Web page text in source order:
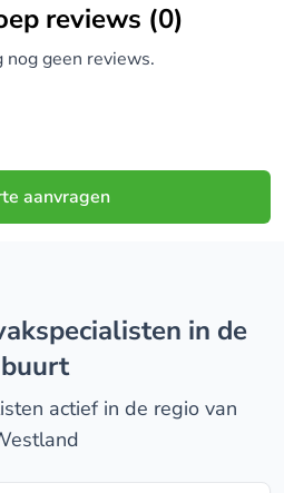
reviews (0)
nog geen reviews.
aanvragen
buurt
actief in de regio van